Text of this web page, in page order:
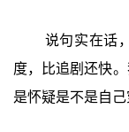
说句实在话
度，比追剧还快
是怀疑是不是自己